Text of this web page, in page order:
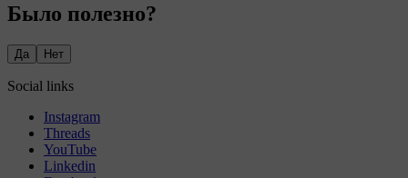
Было полезно?
Да Нет